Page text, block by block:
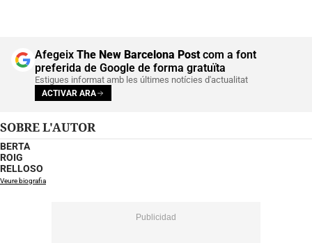
Afegeix The New Barcelona Postcom a font
preferida de Google de forma gratuïta
Estigues informat amb les últimes notícies d'actualitat
ACTIVAR ARA
SOBRE L'AUTOR
BERTA
ROIG
RELLOSO
Veure biografia